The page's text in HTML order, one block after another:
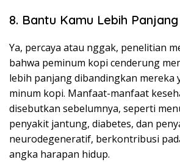
8. Bantu Kamu Lebih
Ya, percaya atau nggak, penelitian
bahwa peminum kopi cenderung
lebih panjang dibandingkan mereka
minum kopi. Manfaat-manfaat
disebutkan sebelumnya, seperti
penyakit jantung, diabetes, dan
neurodegeneratif, berkontribusi
angka harapan hidup.